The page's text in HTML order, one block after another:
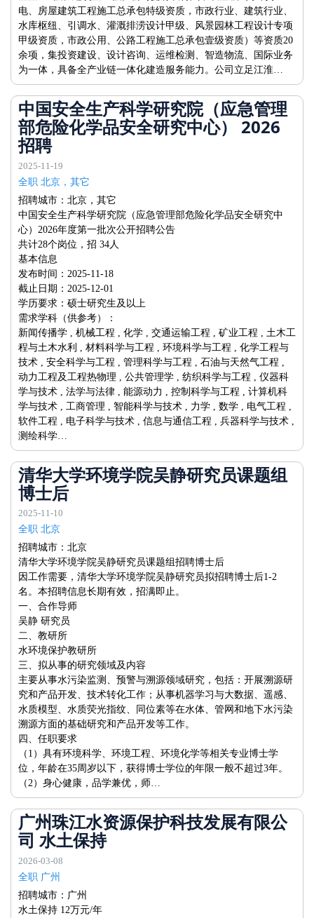
电、房屋建筑工程施工总承包特级资质，市政行业、建筑行业、
水库枢纽、引调水、灌溉排涝设计甲级、风景园林工程设计专项
甲级资质，市政公用、公路工程施工总承包壹级资质）等资质20
余项，集投资建设、设计咨询、运维检测、智造物流、国际业务
为一体，具备全产业链一体化建造服务能力。公司立足江淮…
中国安全生产科学研究院（应急管理
部危险化学品安全研究中心） 2026
招聘
2025-11-19
全职 北京，其它
招聘城市：北京，其它
中国安全生产科学研究院（应急管理部危险化学品安全研究中
心）2026年度第一批次公开招聘公告
共计28个岗位，招 34人
基本信息
发布时间：2025-11-18
截止日期：2025-12-01
学历要求：硕士研究生及以上
需求学科（供参考）：
新闻传播学 , 机械工程 , 化学 , 交通运输工程 , 矿业工程 , 土木工
程与土木水利 , 材料科学与工程 , 环境科学与工程 , 化学工程与
技术 , 安全科学与工程 , 管理科学与工程 , 石油与天然气工程 ,
动力工程及工程热物理 , 公共管理学 , 纺织科学与工程 , 仪器科
学与技术 , 法学与法律 , 能源动力 , 控制科学与工程 , 计算机科
学与技术 , 工商管理 , 智能科学与技术 , 力学 , 数学 , 电气工程 ,
软件工程 , 电子科学与技术 , 信息与通信工程 , 兵器科学与技术 ,
测绘科学…
清华大学环境学院吴静研究员课题组
博士后
2025-11-10
全职 北京
招聘城市：北京
清华大学环境学院吴静研究员课题组招聘博士后
因工作需要，清华大学环境学院吴静研究员拟招聘博士后1-2
名。本招聘信息长期有效，招满即止。
一、合作导师
吴静 研究员
二、教研所
水环境保护教研所
三、拟从事的研究领域及内容
主要从事水污染监测、预警与溯源领域研究，包括：开展溯源研
究和产品开发、技术转化工作；从事机器学习与大数据、遥感、
水质模型、水质荧光指纹、同位素等在水体、管网和地下水污染
溯源方面的基础研究和产品开发等工作。
四、任职要求
（1）具有环境科学、环境工程、环境化学等相关专业博士学
位，年龄在35周岁以下，获得博士学位的年限一般不超过3年。
（2）身心健康，品学兼优，师…
广州珠江水资源保护科技发展有限公
司 水土保持
2026-03-08
全职 广州
招聘城市：广州
水土保持 12万元/年